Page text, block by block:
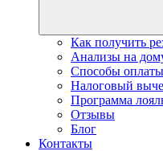
Как получить
Анализы на
Способы оплаты
Налоговый
Программа
Отзывы
Блог
Контакты